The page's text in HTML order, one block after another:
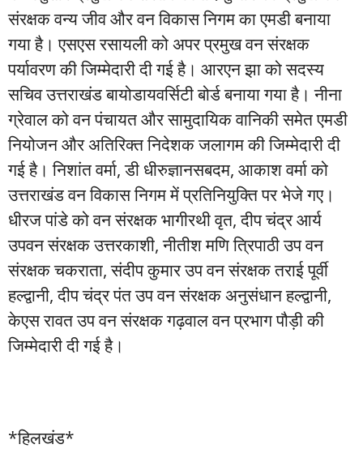
संरक्षक वन्य जीव और वन विकास निगम का एमडी बनाया
गया है। एसएस रसायली को अपर प्रमुख वन संरक्षक
पर्यावरण की जिम्मेदारी दी गई है। आरएन झा को सदस्य
सचिव उत्तराखंड बायोडायवर्सिटी बोर्ड बनाया गया है। नीना
ग्रेवाल को वन पंचायत और सामुदायिक वानिकी समेत एमडी
नियोजन और अतिरिक्त निदेशक जलागम की जिम्मेदारी दी
गई है। निशांत वर्मा, डी धीरुज्ञानसबदम, आकाश वर्मा को
उत्तराखंड वन विकास निगम में प्रतिनियुक्ति पर भेजे गए।
धीरज पांडे को वन संरक्षक भागीरथी वृत, दीप चंद्र आर्य
उपवन संरक्षक उत्तरकाशी, नीतीश मणि त्रिपाठी उप वन
संरक्षक चकराता, संदीप कुमार उप वन संरक्षक तराई पूर्वी
हल्द्वानी, दीप चंद्र पंत उप वन संरक्षक अनुसंधान हल्द्वानी,
केएस रावत उप वन संरक्षक गढ़वाल वन प्रभाग पौड़ी की
जिम्मेदारी दी गई है।
*हिलखंड*